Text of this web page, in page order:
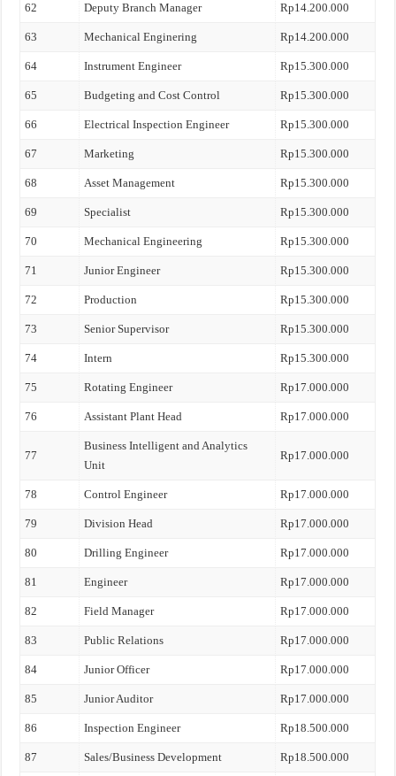
62 Deputy Branch Manager Rp14.200.000
63 Mechanical Enginering Rp14.200.000
64 Instrument Engineer Rp15.300.000
65 Budgeting and Cost Control Rp15.300.000
66 Electrical Inspection Engineer Rp15.300.000
67 Marketing Rp15.300.000
68 Asset Management Rp15.300.000
69 Specialist Rp15.300.000
70 Mechanical Engineering Rp15.300.000
71 Junior Engineer Rp15.300.000
72 Production Rp15.300.000
73 Senior Supervisor Rp15.300.000
74 Intern Rp15.300.000
75 Rotating Engineer Rp17.000.000
76 Assistant Plant Head Rp17.000.000
77
Business Intelligent and Analytics
Unit
Rp17.000.000
78 Control Engineer Rp17.000.000
79 Division Head Rp17.000.000
80 Drilling Engineer Rp17.000.000
81 Engineer Rp17.000.000
82 Field Manager Rp17.000.000
83 Public Relations Rp17.000.000
84 Junior Officer Rp17.000.000
85 Junior Auditor Rp17.000.000
86 Inspection Engineer Rp18.500.000
87 Sales/Business Development Rp18.500.000